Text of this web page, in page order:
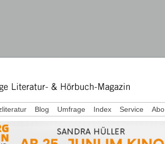
Blog Umfrage Index Service Abo